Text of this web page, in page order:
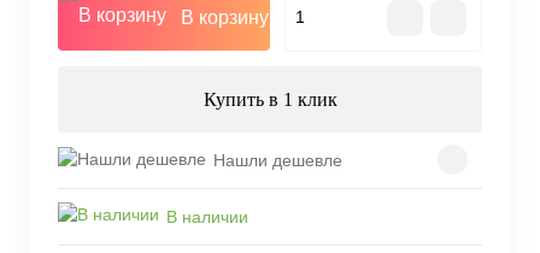
В корзину
Купить в 1 клик
Нашли дешевле
В наличии